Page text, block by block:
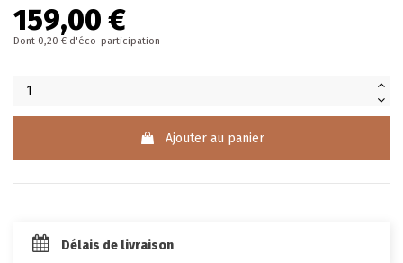
159,00 €
Dont 0,20 € d'éco-participation
Ajouter au panier
Délais de livraison